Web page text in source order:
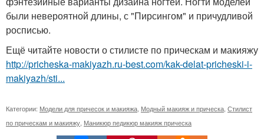
были невероятной длины, с "Пирсингом" и причудливой
росписью.
Ещё читайте новости о стилисте по прическам и макияжу
http://pricheska-makiyazh.ru-best.com/kak-delat-pricheski-i-
makiyazh/sti...
Категории: Модели для причесок и макияжа Модный макияж и прическа Стилист
по прическам и макияжу Маникюр педикюр макияж прическа